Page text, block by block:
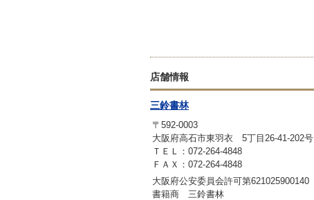
店舗情報
三鈴書林
〒592-0003
大阪府高石市東羽衣 5丁目26-41-202号
ＴＥＬ：072-264-4848
ＦＡＸ：072-264-4848
大阪府公安委員会許可第621025900140
書籍商 三鈴書林